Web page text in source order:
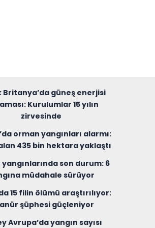
Britanya’da güneş enerjisi
Kurulumlar 15 yılın
zirvesinde
orman yangınları alarmı:
435 bin hektara yaklaştı
son durum: 6
müdahale sürüyor
15 filin ölümü araştırılıyor:
şüphesi güçleniyor
Avrupa’da yangın sayısı